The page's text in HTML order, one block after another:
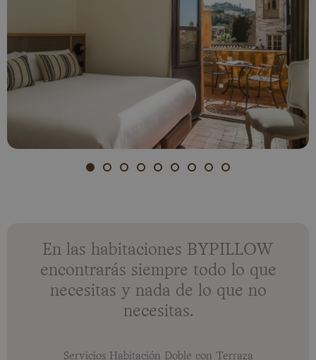
En las habitaciones BYPILLOW
encontrarás siempre todo lo que
necesitas y nada de lo que no
necesitas.
Servicios Habitación Doble con Terraza